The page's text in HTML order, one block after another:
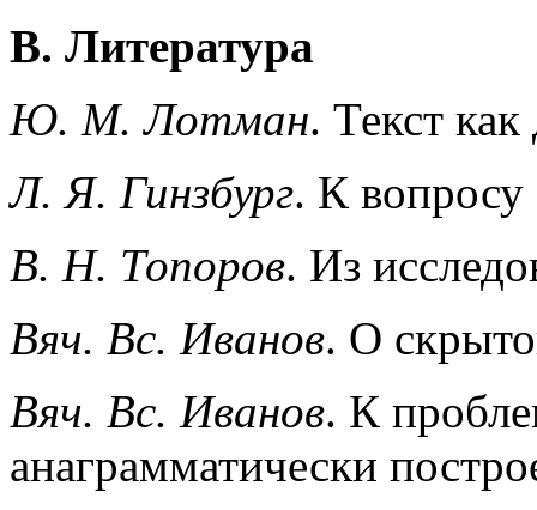
В. Литература
Ю. М. Лотман. Текст
Л. Я. Гинзбург. К вопросу
В. Н. Топоров. Из
Вяч. Вс. Иванов. О
Вяч. Вс. Иванов. К
анаграмматически